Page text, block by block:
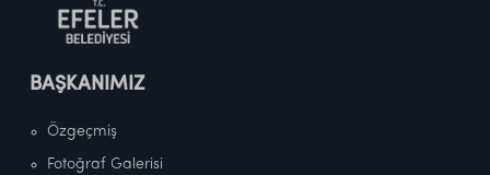
BAŞKANIMIZ
Özgeçmiş
Fotoğraf Galerisi